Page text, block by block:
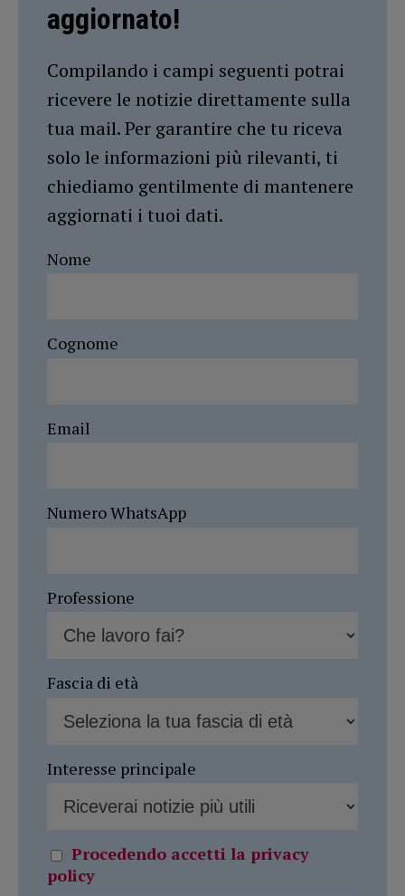
aggiornato!
Compilando i campi seguenti potrai
ricevere le notizie direttamente sulla
tua mail. Per garantire che tu riceva
solo le informazioni più rilevanti, ti
chiediamo gentilmente di mantenere
aggiornati i tuoi dati.
Nome
Cognome
Email
Numero WhatsApp
Professione
Fascia di età
Interesse principale
Procedendo accetti la privacy
policy